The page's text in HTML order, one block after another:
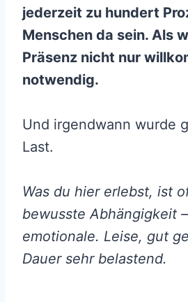
jederzeit zu hundert
Menschen da sein. Als
Präsenz nicht nur
notwendig.
Und irgendwann wurde
Last.
Was du hier erlebst, ist
bewusste Abhängigkeit
emotionale. Leise, gut
Dauer sehr belastend.